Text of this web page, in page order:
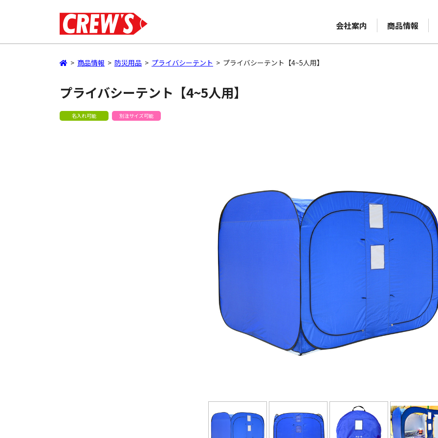
会社案内 商品情報
> 商品情報 > 防災用品 > プライバシーテント > プライバシーテント【4~5人用】
プライバシーテント【4~5人用】
名入れ可能 別注サイズ可能